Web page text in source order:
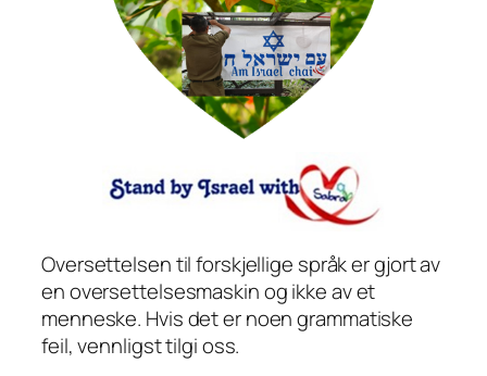
Oversettelsen til forskjellige språk er gjort av
en oversettelsesmaskin og ikke av et
menneske. Hvis det er noen grammatiske
feil, vennligst tilgi oss.